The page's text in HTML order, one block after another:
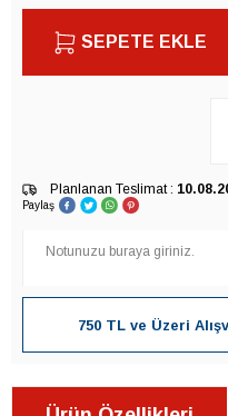
SEPETE EKLE
Planlanan Teslimat :
Paylaş
750 TL ve Üzeri